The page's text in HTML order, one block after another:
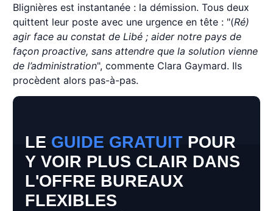
Blignières est instantanée : la démission. Tous deux
quittent leur poste avec une urgence en tête : "(Ré)
agir face au constat de Libé ; aider notre pays de
façon proactive, sans attendre que la solution vienne
de l’administration", commente Clara Gaymard. Ils
procèdent alors pas-à-pas.
LE GUIDE GRATUIT POUR
Y VOIR PLUS CLAIR DANS
L'OFFRE BUREAUX
FLEXIBLES